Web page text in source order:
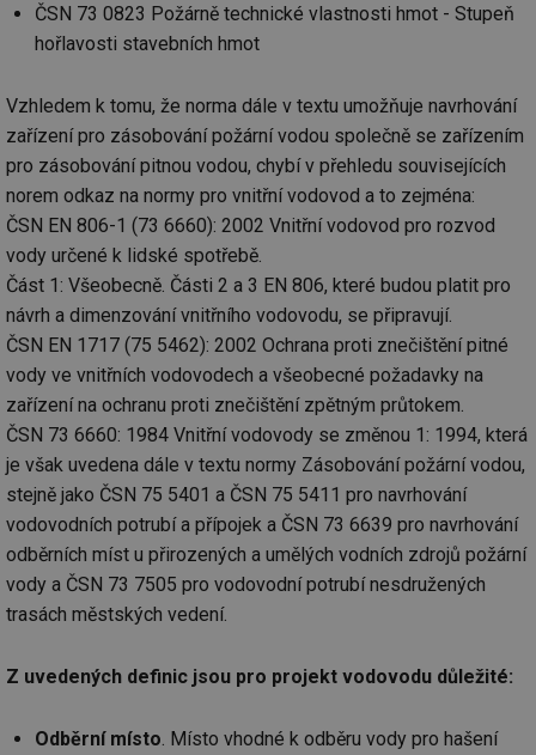
ČSN 73 0823 Požárně technické vlastnosti hmot - Stupeň
hořlavosti stavebních hmot
Vzhledem k tomu, že norma dále v textu umožňuje navrhování
zařízení pro zásobování požární vodou společně se zařízením
pro zásobování pitnou vodou, chybí v přehledu souvisejících
norem odkaz na normy pro vnitřní vodovod a to zejména:
ČSN EN 806-1 (73 6660): 2002 Vnitřní vodovod pro rozvod
vody určené k lidské spotřebě.
Část 1: Všeobecně. Části 2 a 3 EN 806, které budou platit pro
návrh a dimenzování vnitřního vodovodu, se připravují.
ČSN EN 1717 (75 5462): 2002 Ochrana proti znečištění pitné
vody ve vnitřních vodovodech a všeobecné požadavky na
zařízení na ochranu proti znečištění zpětným průtokem.
ČSN 73 6660: 1984 Vnitřní vodovody se změnou 1: 1994, která
je však uvedena dále v textu normy Zásobování požární vodou,
stejně jako ČSN 75 5401 a ČSN 75 5411 pro navrhování
vodovodních potrubí a přípojek a ČSN 73 6639 pro navrhování
odběrních míst u přirozených a umělých vodních zdrojů požární
vody a ČSN 73 7505 pro vodovodní potrubí nesdružených
trasách městských vedení.
Z uvedených definic jsou pro projekt vodovodu důležité:
Odběrní místo. Místo vhodné k odběru vody pro hašení